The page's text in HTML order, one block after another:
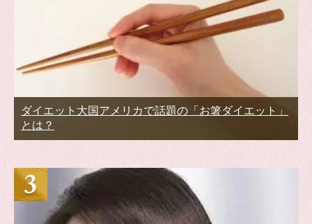
ダイエット大国アメリカで話題の「お箸ダイエット」
とは？